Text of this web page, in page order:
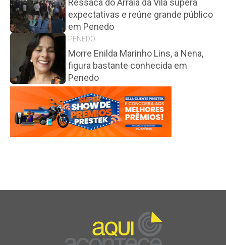
Ressaca do Arraiá da Vila supera
expectativas e reúne grande público
em Penedo
PENEDO
Morre Enilda Marinho Lins, a Nena,
figura bastante conhecida em
Penedo